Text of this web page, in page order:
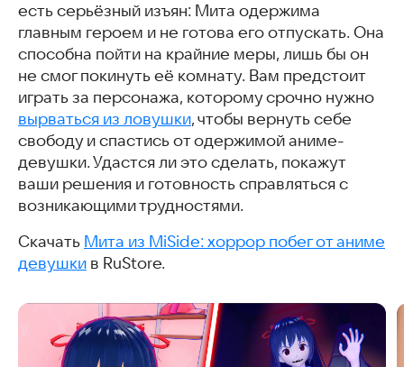
есть серьёзный изъян: Мита одержима
главным героем и не готова его отпускать. Она
способна пойти на крайние меры, лишь бы он
не смог покинуть её комнату. Вам предстоит
играть за персонажа, которому срочно нужно
вырваться из ловушки, чтобы вернуть себе
свободу и спастись от одержимой аниме-
девушки. Удастся ли это сделать, покажут
ваши решения и готовность справляться с
возникающими трудностями.
Скачать Мита из MiSide: хоррор побег от аниме
девушки в RuStore.